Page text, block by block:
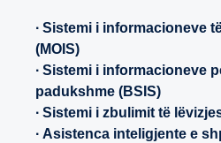
∙ Sistemi i informacioneve
(MOIS)
∙ Sistemi i informacioneve
padukshme (BSIS)
∙ Sistemi i zbulimit të
∙ Asistenca inteligjente e